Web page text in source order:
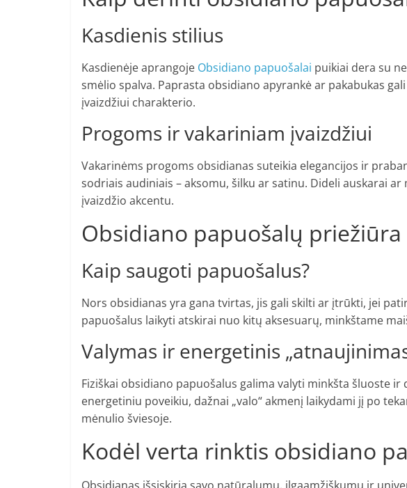
Kasdienis stilius
Kasdienėje aprangoje Obsidiano papuošalai puikiai dera su
smėlio spalva. Paprasta obsidiano apyrankė ar pakabukas
įvaizdžiui charakterio.
Progoms ir vakariniam įvaizdžiui
Vakarinėms progoms obsidianas suteikia elegancijos ir
sodriais audiniais – aksomu, šilku ar satinu. Dideli auskarai
įvaizdžio akcentu.
Obsidiano papuošalų priežiūra
Kaip saugoti papuošalus?
Nors obsidianas yra gana tvirtas, jis gali skilti ar įtrūkti, jei
papuošalus laikyti atskirai nuo kitų aksesuarų, minkštame
Valymas ir energetinis
Fiziškai obsidiano papuošalus galima valyti minkšta šluoste
energetiniu poveikiu, dažnai „valo“ akmenį laikydami jį po
mėnulio šviesoje.
Kodėl verta rinktis obsidiano